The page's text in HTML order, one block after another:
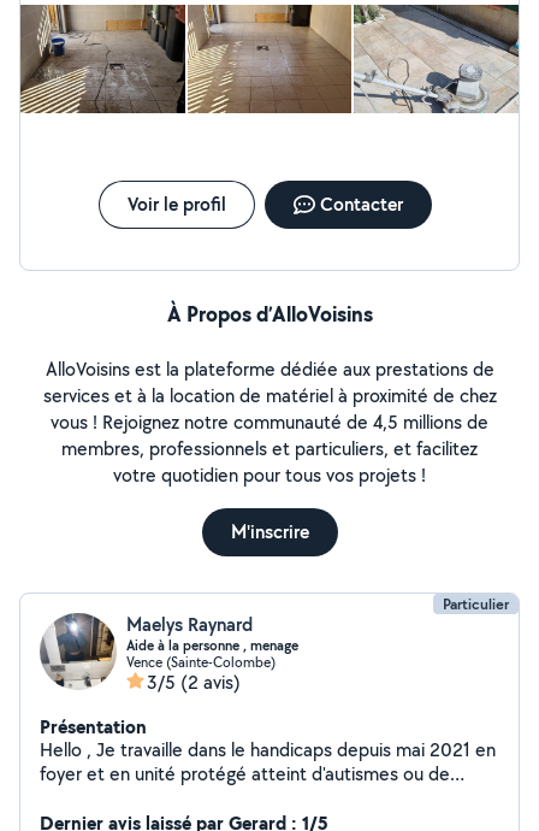
Voir le profil Contacter
À Propos d’AlloVoisins
AlloVoisins est la plateforme dédiée aux prestations de
services et à la location de matériel à proximité de chez
vous ! Rejoignez notre communauté de 4,5 millions de
membres, professionnels et particuliers, et facilitez
votre quotidien pour tous vos projets !
M'inscrire
Particulier
Maelys Raynard
Aide à la personne , menage
Vence (Sainte-Colombe)
3/5 (2 avis)
Présentation
Hello , Je travaille dans le handicaps depuis mai 2021 en
foyer et en unité protégé atteint d'autismes ou de
d'un BAFA . Je suis animatrice dans les Accueils de loisirs
Dernier avis laissé par Gerard : 1/5